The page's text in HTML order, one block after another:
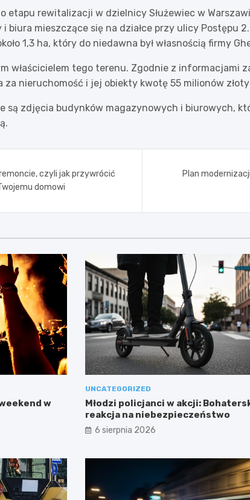
etapu rewitalizacji w dzielnicy Służewiec w
biura mieszczące się na działce przy ulicy Postępu
1,3 ha, który do niedawna był własnością firmy
właścicielem tego terenu. Zgodnie z informacjami
za nieruchomość i jej obiekty kwotę 55 milionów
są zdjęcia budynków magazynowych i biurowych,
czyli jak przywrócić
domowi
Plan
w
UNCATEGORIZED
Młodzi policjanci w akcji:
reakcja na niebezpieczeństwo
6 sierpnia 2026